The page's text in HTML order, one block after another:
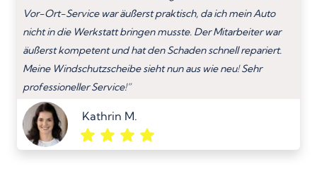
Vor-Ort-Service war äußerst praktisch, da ich mein Auto
nicht in die Werkstatt bringen musste. Der Mitarbeiter war
äußerst kompetent und hat den Schaden schnell repariert.
Meine Windschutzscheibe sieht nun aus wie neu! Sehr
professioneller Service!”
Kathrin M.